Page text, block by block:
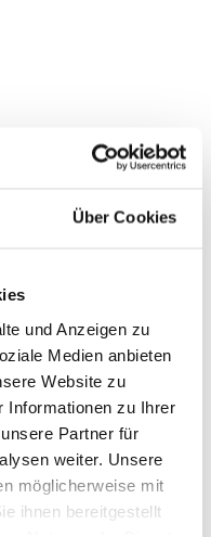
Über Cookies
und Anzeigen zu
Medien anbieten
Website zu
Informationen zu Ihrer
Partner für
weiter. Unsere
möglicherweise mit
ihnen bereitgestellt
Warenkorb